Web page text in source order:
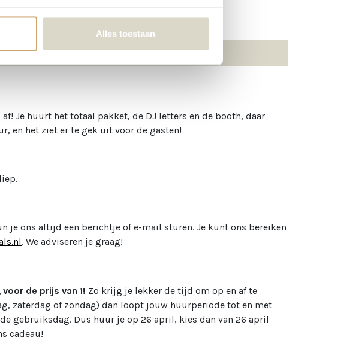
Alles toestaan
Je huurt het totaal pakket, de DJ letters en de booth, daar
en het ziet er te gek uit voor de gasten!
je ons altijd een berichtje of e-mail sturen. Je kunt ons bereiken
. We adviseren je graag!
voor de prijs van 1! Zo krijg je lekker de tijd om op en af te
zaterdag of zondag) dan loopt jouw huurperiode tot en met
gebruiksdag. Dus huur je op 26 april, kies dan van 26 april
cadeau!